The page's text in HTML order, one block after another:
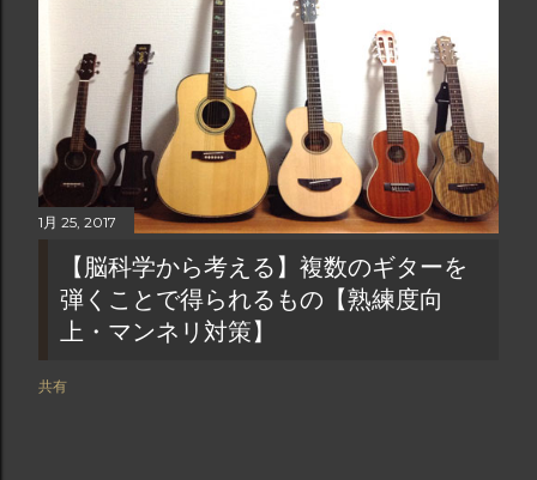
1月 25, 2017
【脳科学から考える】複数のギターを
弾くことで得られるもの【熟練度向
上・マンネリ対策】
共有